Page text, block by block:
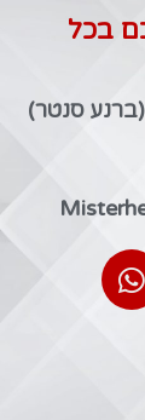
בכל